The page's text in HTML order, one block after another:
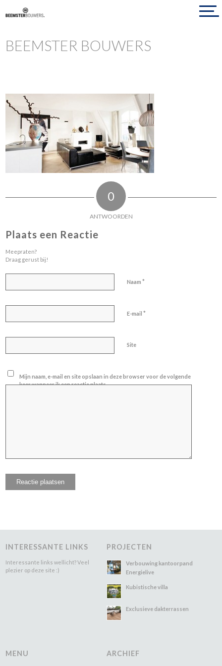
BEEMSTER BOUWERS
0
ANTWOORDEN
Plaats een Reactie
Meepraten?
Draag gerust bij!
Naam*
E-mail*
Site
Mijn naam, e-mail en site opslaan in deze browser voor de volgende
keer wanneer ik een reactie plaats.
INTERESSANTE LINKS
Interessante links wellicht? Veel
plezier op deze site :)
PROJECTEN
Verbouwing kantoorpand
Energielive
Kubistische villa
Exclusieve dakterrassen
MENU ARCHIEF